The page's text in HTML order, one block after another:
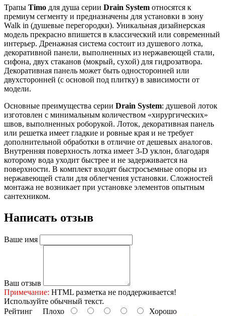
Трапы Timo для душа серии Drain System относятся к
премиум сегменту и предназначены для установки в зону
Walk in (душевые перегородки). Уникальная дизайнерская
модель прекрасно впишется в классический или современный
интерьер. Дренажная система состоит из душевого лотка,
декоративной панели, выполненных из нержавеющей стали,
сифона, двух стаканов (мокрый, сухой) для гидрозатвора.
Декоративная панель может быть односторонней или
двухсторонней (с основой под плитку) в зависимости от
модели.
Основные преимущества серии Drain System: душевой лоток
изготовлен с минимальным количеством «хирургических»
швов, выполненных роборукой. Лоток, декоративная панель
или решетка имеет гладкие и ровные края и не требует
дополнительной обработки в отличие от дешевых аналогов.
Внутренняя поверхность лотка имеет 3-D уклон, благодаря
которому вода уходит быстрее и не задерживается на
поверхности. В комплект входят быстросъемные опоры из
нержавеющей стали для облегчения установки. Сложностей
монтажа не возникает при установке элементов опытным
сантехником.
Написать отзыв
Ваше имя
Ваш отзыв
Примечание: HTML разметка не поддерживается!
Используйте обычный текст.
Рейтинг Плохо
Хорошо